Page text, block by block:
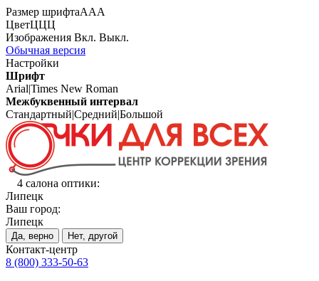
Размер шрифтаААА
ЦветЦЦЦ
Изображения Вкл. Выкл.
Обычная версия
Настройки
Шрифт
Arial|Times New Roman
Межбуквенный интервал
Стандартный|Средний|Большой
4 салона оптики:
Липецк
Ваш город:
Липецк
Да, верно Нет, другой
Контакт-центр
8 (800) 333-50-63